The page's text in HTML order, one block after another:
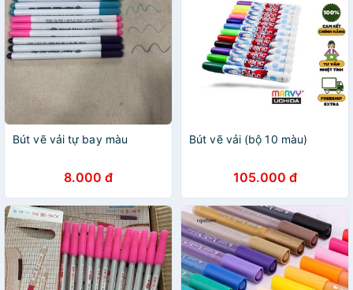
Bút vẽ vải tự bay màu
8.000 đ
Bút vẽ vải (bộ 10 màu)
105.000 đ